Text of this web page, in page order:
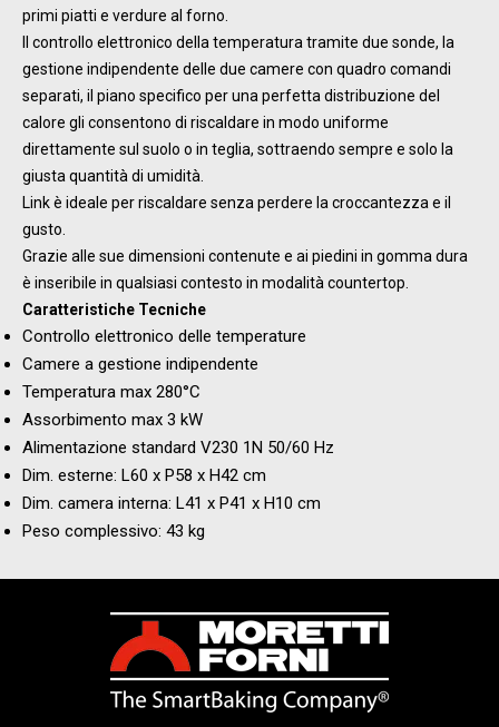
primi piatti e verdure al forno.
Il controllo elettronico della temperatura tramite due sonde, la
gestione indipendente delle due camere con quadro comandi
separati, il piano specifico per una perfetta distribuzione del
calore gli consentono di riscaldare in modo uniforme
direttamente sul suolo o in teglia, sottraendo sempre e solo la
giusta quantità di umidità.
Link è ideale per riscaldare senza perdere la croccantezza e il
gusto.
Grazie alle sue dimensioni contenute e ai piedini in gomma dura
è inseribile in qualsiasi contesto in modalità countertop.
Caratteristiche Tecniche
Controllo elettronico delle temperature
Camere a gestione indipendente
Temperatura max 280°C
Assorbimento max 3 kW
Alimentazione standard V230 1N 50/60 Hz
Dim. esterne: L60 x P58 x H42 cm
Dim. camera interna: L41 x P41 x H10 cm
Peso complessivo: 43 kg